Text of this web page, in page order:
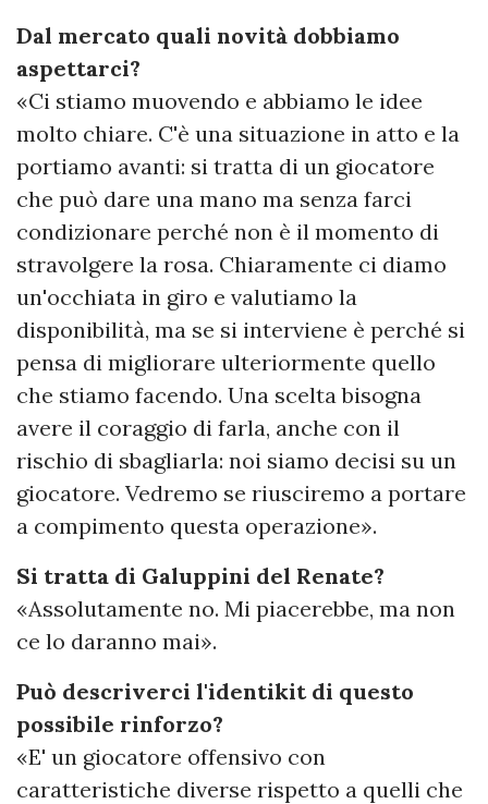
Dal mercato quali novità dobbiamo
aspettarci?
«Ci stiamo muovendo e abbiamo le idee
molto chiare. C'è una situazione in atto e la
portiamo avanti: si tratta di un giocatore
che può dare una mano ma senza farci
condizionare perché non è il momento di
stravolgere la rosa. Chiaramente ci diamo
un'occhiata in giro e valutiamo la
disponibilità, ma se si interviene è perché si
pensa di migliorare ulteriormente quello
che stiamo facendo. Una scelta bisogna
avere il coraggio di farla, anche con il
rischio di sbagliarla: noi siamo decisi su un
giocatore. Vedremo se riusciremo a portare
a compimento questa operazione».
Si tratta di Galuppini del Renate?
«Assolutamente no. Mi piacerebbe, ma non
ce lo daranno mai».
Può descriverci l'identikit di questo
possibile rinforzo?
«E' un giocatore offensivo con
caratteristiche diverse rispetto a quelli che